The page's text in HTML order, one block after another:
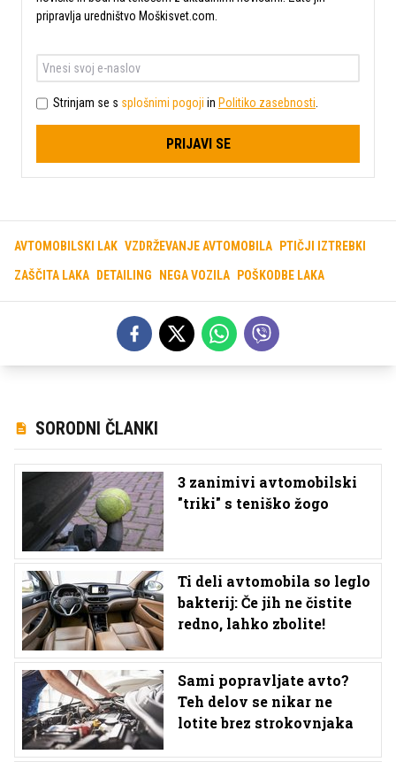
pripravlja uredništvo Moškisvet.com.
Strinjam se s splošnimi pogoji in Politiko zasebnosti.
PRIJAVI SE
AVTOMOBILSKI LAK VZDRŽEVANJE AVTOMOBILA PTIČJI IZTREBKI
ZAŠČITA LAKA DETAILING NEGA VOZILA POŠKODBE LAKA
SORODNI ČLANKI
3 zanimivi avtomobilski
"triki" s teniško žogo
Ti deli avtomobila so leglo
bakterij: Če jih ne čistite
redno, lahko zbolite!
Sami popravljate avto?
Teh delov se nikar ne
lotite brez strokovnjaka